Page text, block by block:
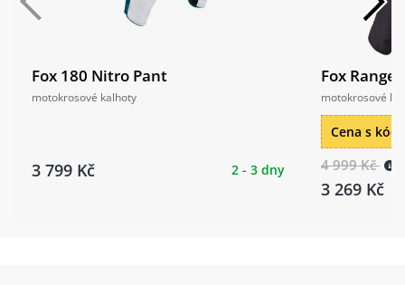
Fox 180 Nitro Pant
motokrosové kalhoty
3 799 Kč 2 - 3 dny
Fox
motokrosové
Cena s
4 999 Kč
3 269 Kč